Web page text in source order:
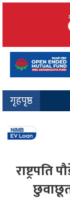
गृहपृष्ठ
राष्ट्रपति